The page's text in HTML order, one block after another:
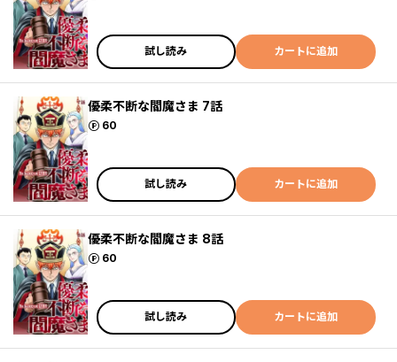
試し読み カートに追加
優柔不断な閻魔さま 7話
60
ポイント
試し読み カートに追加
優柔不断な閻魔さま 8話
60
ポイント
試し読み カートに追加